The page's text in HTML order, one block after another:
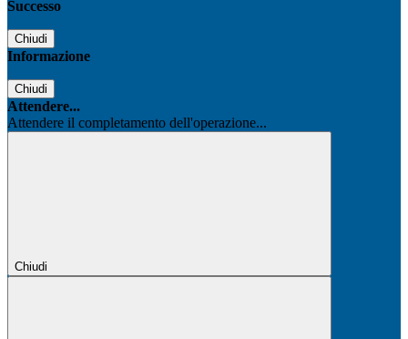
Successo
Chiudi
Informazione
Chiudi
Attendere...
Attendere il completamento dell'operazione...
Chiudi